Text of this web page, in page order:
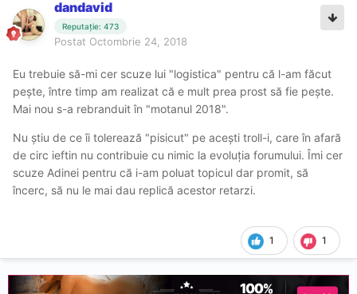
dandavid
Reputație: 473
Postat Octombrie 24, 2018
Eu trebuie să-mi cer scuze lui "logistica" pentru că l-am făcut
pește, între timp am realizat că e mult prea prost să fie pește.
Mai nou s-a rebranduit în "motanul 2018".
Nu știu de ce îi tolerează "pisicut" pe acești troll-i, care în afară
de circ ieftin nu contribuie cu nimic la evoluția forumului. Îmi cer
scuze Adinei pentru că i-am poluat topicul dar promit, să
încerc, să nu le mai dau replică acestor retarzi.
1 1